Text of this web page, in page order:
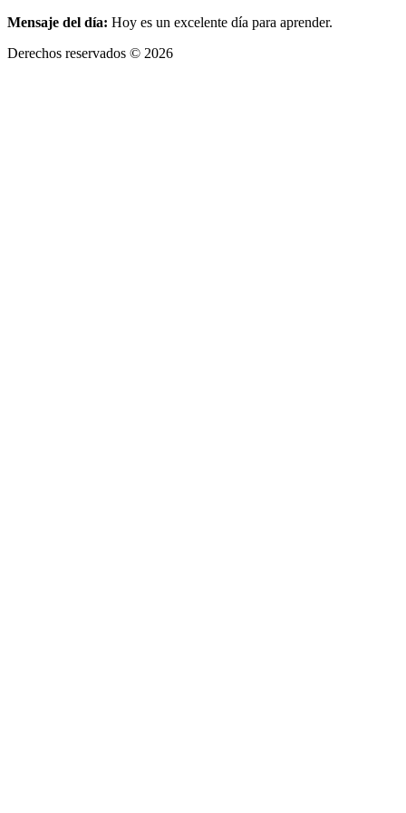
Mensaje del día: Hoy es un excelente día para aprender.
Derechos reservados © 2026